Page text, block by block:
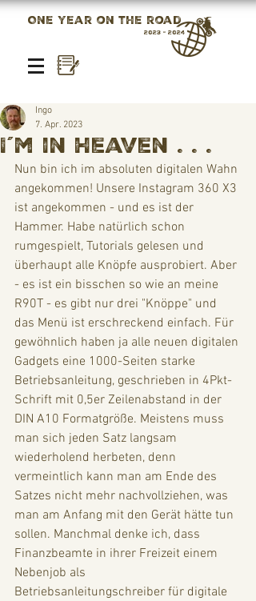
One year on the road
2023 - 2024
I´m in Heaven . . .
Ingo
7. Apr. 2023
Nun bin ich im absoluten digitalen Wahn
angekommen! Unsere Instagram 360 X3
ist angekommen - und es ist der
Hammer. Habe natürlich schon
rumgespielt, Tutorials gelesen und
überhaupt alle Knöpfe ausprobiert. Aber
- es ist ein bisschen so wie an meine
R90T - es gibt nur drei "Knöppe" und
das Menü ist erschreckend einfach. Für
gewöhnlich haben ja alle neuen digitalen
Gadgets eine 1000-Seiten starke
Betriebsanleitung, geschrieben in 4Pkt-
Schrift mit 0,5er Zeilenabstand in der
DIN A10 Formatgröße. Meistens muss
man sich jeden Satz langsam
wiederholend herbeten, denn
vermeintlich kann man am Ende des
Satzes nicht mehr nachvollziehen, was
man am Anfang mit den Gerät hätte tun
sollen. Manchmal denke ich, dass
Finanzbeamte in ihrer Freizeit einem
Nebenjob als
Betriebsanleitungschreiber für digitale